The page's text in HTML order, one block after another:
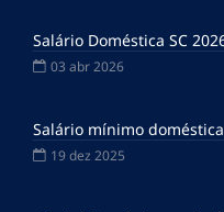
Salário Doméstica SC
03 abr 2026
Salário mínimo
19 dez 2025